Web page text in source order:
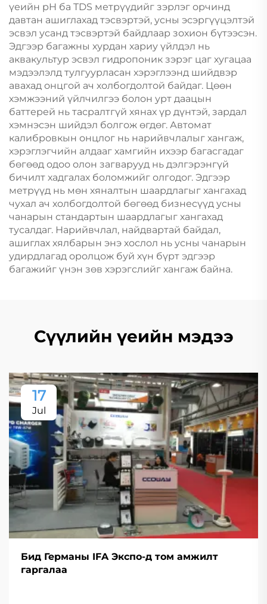
үеийн pH ба TDS метрүүдийг зэрлэг орчинд
давтан ашиглахад тэсвэртэй, усны эсэргүүцэлтэй
эсвэл усанд тэсвэртэй байдлаар зохион бүтээсэн.
Эдгээр багажны хурдан хариу үйлдэл нь
аквакультур эсвэл гидропоник зэрэг цаг хугацаа
мэдээлэлд тулгуурласан хэрэглээнд шийдвэр
авахад онцгой ач холбогдолтой байдаг. Цөөн
хэмжээний үйлчилгээ болон урт даацын
баттерей нь тасралтгүй хянах үр дүнтэй, зардал
хэмнэсэн шийдэл болгож өгдөг. Автомат
калибровкын онцлог нь нарийвчлалыг хангаж,
хэрэглэгчийн алдааг хамгийн ихээр багасгадаг
бөгөөд одоо олон загварууд нь дэлгэрэнгүй
бичилт хадгалах боломжийг олгодог. Эдгээр
метрүүд нь мөн хяналтын шаардлагыг хангахад
чухал ач холбогдолтой бөгөөд бизнесүүд усны
чанарын стандартын шаардлагыг хангахад
тусалдаг. Нарийвчлал, найдвартай байдал,
ашиглах хялбарын энэ хослол нь усны чанарын
удирдлагад оролцож буй хүн бүрт эдгээр
багажийг үнэн зөв хэрэгслийг хангаж байна.
Сүүлийн үеийн мэдээ
17
Jul
Бид Германы IFA Экспо-д том амжилт
гаргалаа